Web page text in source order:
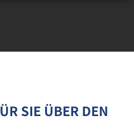
SIE ÜBER DEN